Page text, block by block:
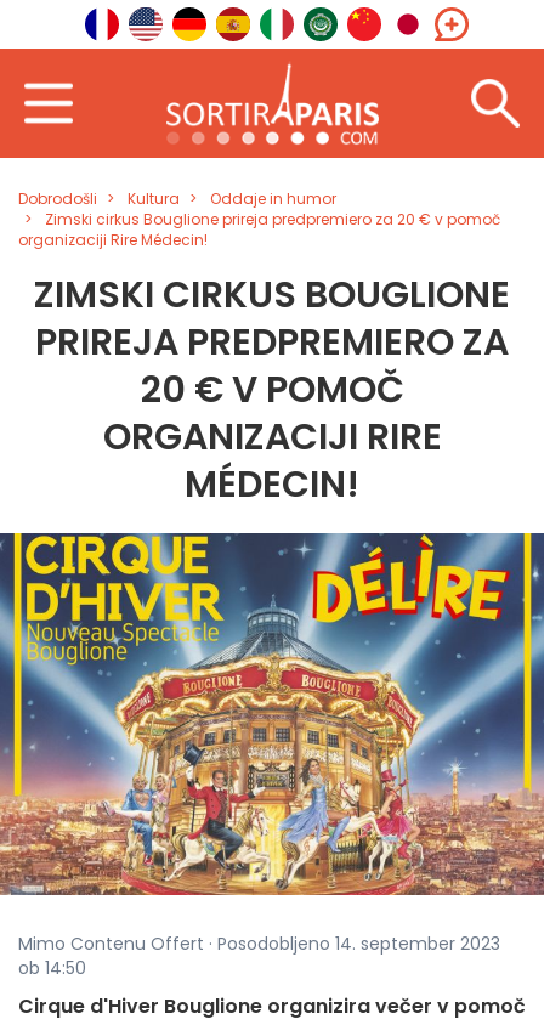
Dobrodošli Kultura
Oddaje in humor
Zimski cirkus Bouglione prireja predpremiero za 20 € v pomoč
organizaciji Rire Médecin!
ZIMSKI CIRKUS BOUGLIONE
PRIREJA PREDPREMIERO ZA
20 € V POMOČ
ORGANIZACIJI RIRE
MÉDECIN!
Mimo Contenu Offert · Posodobljeno 14. september 2023
ob 14:50
Cirque d'Hiver Bouglione organizira večer v pomoč